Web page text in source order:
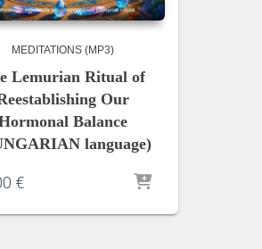
MEDITATIONS (MP3)
Lemurian Ritual of
Our
Balance
language)
€